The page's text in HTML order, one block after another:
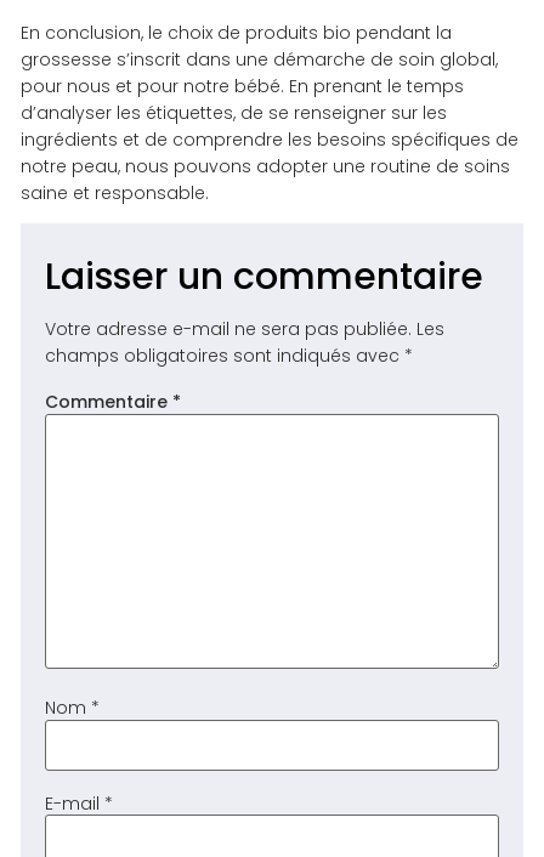
En conclusion, le choix de produits bio pendant la
grossesse s’inscrit dans une démarche de soin global,
pour nous et pour notre bébé. En prenant le temps
d’analyser les étiquettes, de se renseigner sur les
ingrédients et de comprendre les besoins spécifiques de
notre peau, nous pouvons adopter une routine de soins
saine et responsable.
Laisser un commentaire
Votre adresse e-mail ne sera pas publiée. Les
champs obligatoires sont indiqués avec *
Commentaire *
Nom *
E-mail *